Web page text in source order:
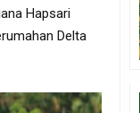
Hapsari
Delta